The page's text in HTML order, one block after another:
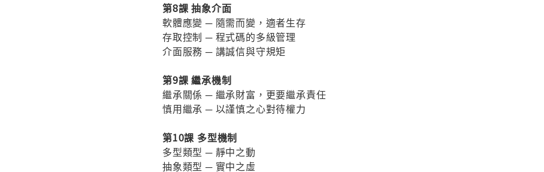
第8課 抽象介面
軟體應變 ─ 隨需而變，適者生存
存取控制 ─ 程式碼的多級管理
介面服務 ─ 講誠信與守規矩
第9課 繼承機制
繼承關係 ─ 繼承財富，更要繼承責任
慎用繼承 ─ 以謹慎之心對待權力
第10課 多型機制
多型類型 ─ 靜中之動
抽象類型 ─ 實中之虛